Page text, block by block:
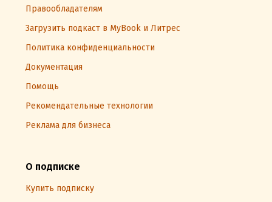
Правообладателям
Загрузить подкаст в MyBook и Литрес
Политика конфиденциальности
Документация
Помощь
Рекомендательные технологии
Реклама для бизнеса
О подписке
Купить подписку